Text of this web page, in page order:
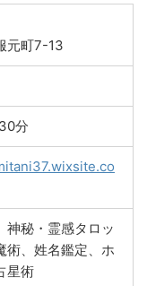
元町7-13
分
神秘・霊感タロッ
術、姓名鑑定、ホ
星術